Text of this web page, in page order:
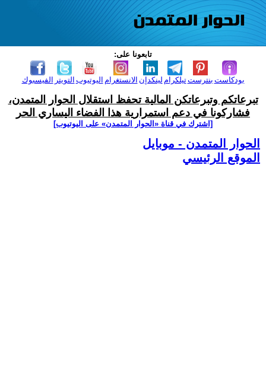
تابعونا على:
الفيسبوك التويتر اليوتيوب الانستغرام لينكدإن تيلكرامبنترست بودكاست
تبرعاتكم وتبرعاتكن المالية تحفظ استقلال الحوار المتمدن،
فشاركونا في دعم استمرارية هذا الفضاء اليساري الحر
[اشترك في قناة ‫«الحوار المتمدن» على اليوتيوب]
الحوار المتمدن - موبايل
الموقع الرئيسي